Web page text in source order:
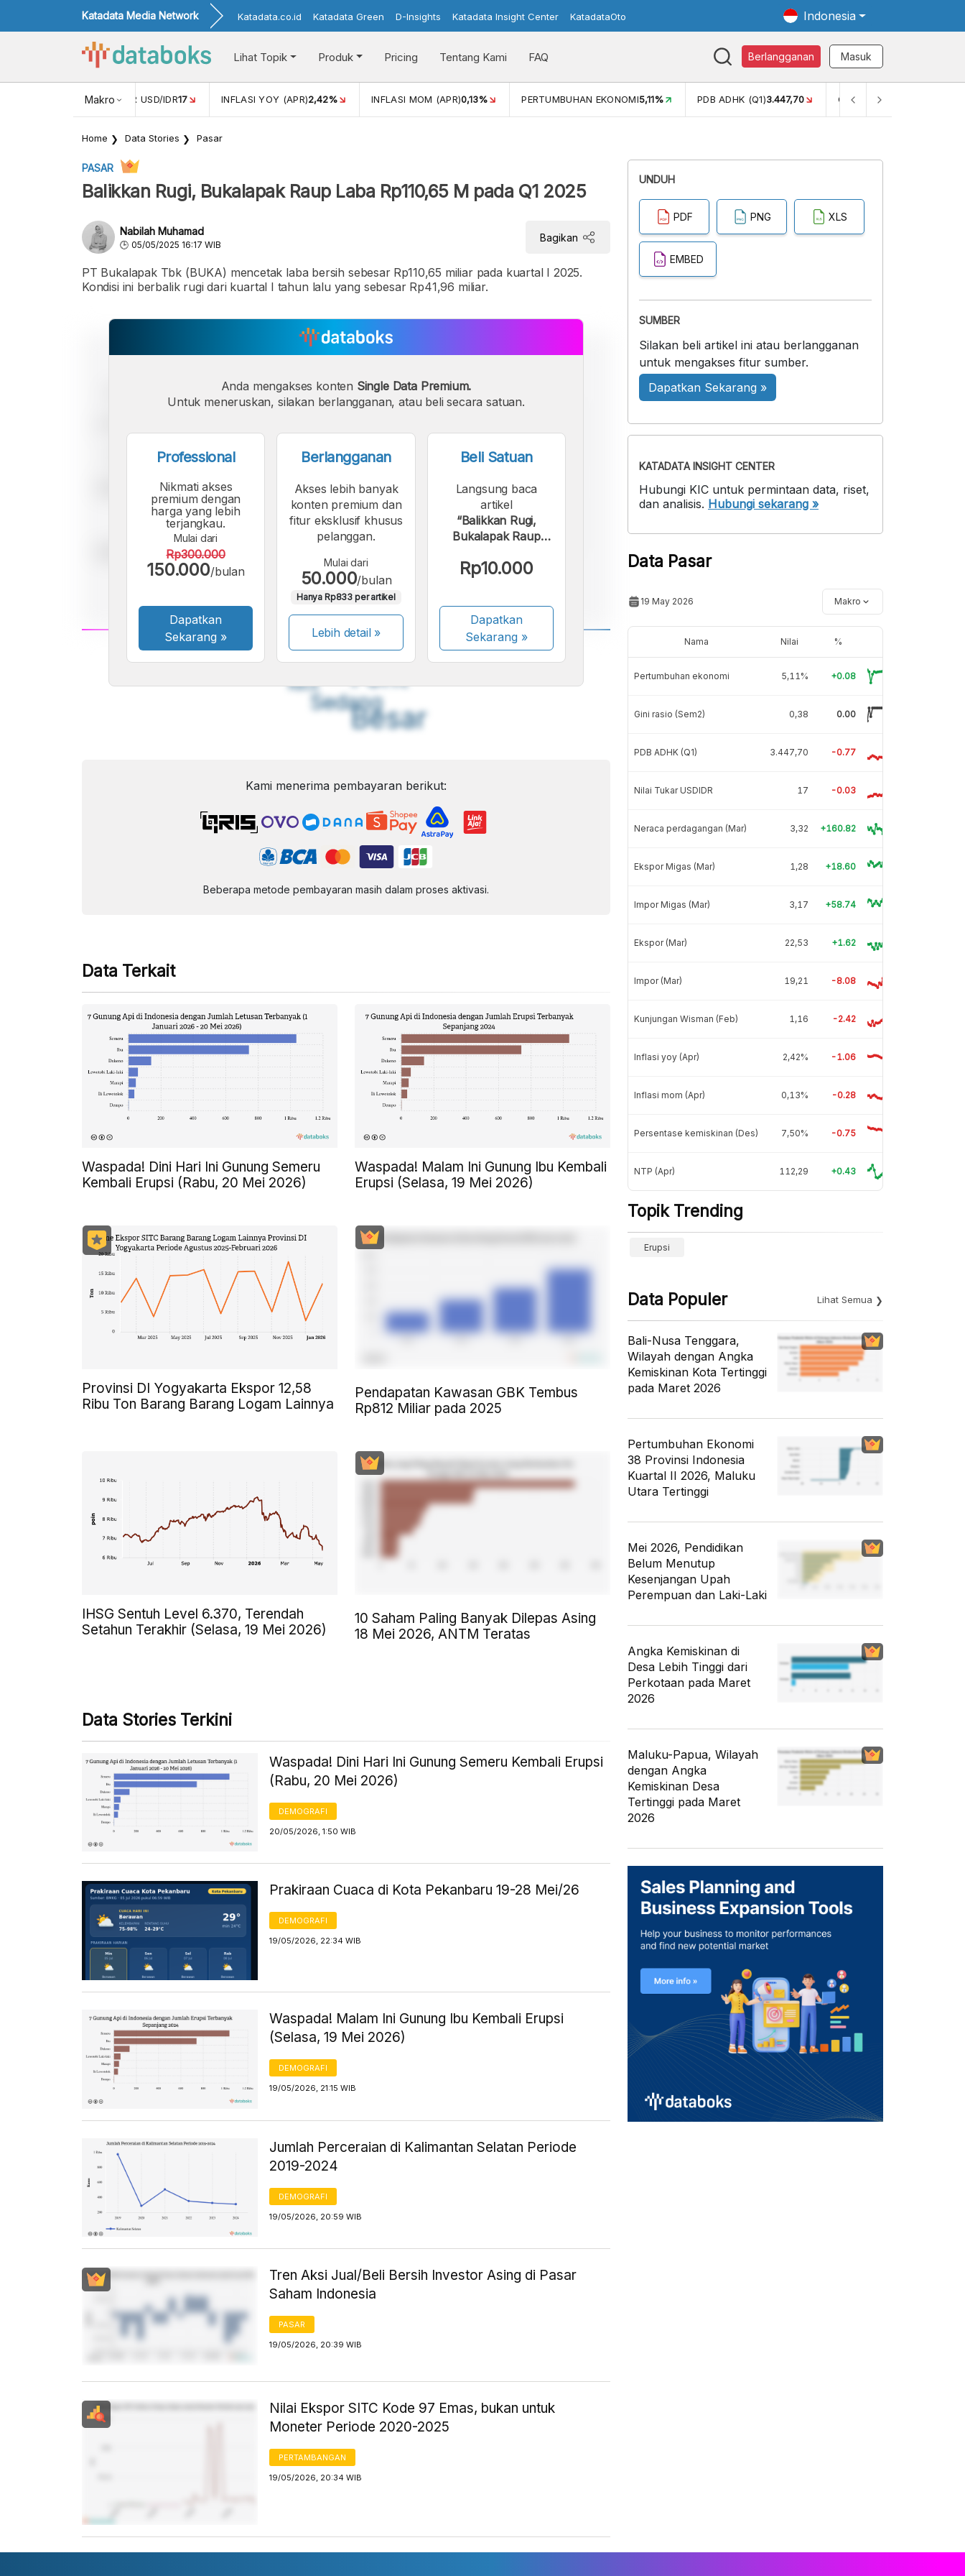
Katadata Media Network Katadata.co.id Katadata Green D-Insights Katadata Insight Center KatadataOto Indonesia
Lihat Topik Produk Pricing Tentang Kami FAQ Berlangganan Masuk
Makro
NILAI TUKAR USD/IDR17 INFLASI YOY (APR)2,42% INFLASI MOM (APR)0,13% PERTUMBUHAN EKONOMI5,11% PDB ADHK (Q1)3.447,70 GINI RASIO (SEM2)
Home Data Stories Pasar
PASAR
Balikkan Rugi, Bukalapak Raup Laba Rp110,65 M pada Q1 2025
Nabilah Muhamad
05/05/2025 16:17 WIB
Bagikan
PT Bukalapak Tbk (BUKA) mencetak laba bersih sebesar Rp110,65 miliar pada kuartal I 2025.
Kondisi ini berbalik rugi dari kuartal I tahun lalu yang sebesar Rp41,96 miliar.
A
Font
Kecil
A
Sedang
A
Besar
Anda mengakses konten Single Data Premium.
Untuk meneruskan, silakan berlangganan, atau beli secara satuan.
Professional
Nikmati akses
premium dengan
harga yang lebih
terjangkau.
Mulai dari
Rp300.000
150.000/bulan
Dapatkan
Sekarang »
Berlangganan
Akses lebih banyak
konten premium dan
fitur eksklusif khusus
pelanggan.
Mulai dari
50.000/bulan
Hanya Rp833 per artikel
Lebih detail »
Beli Satuan
Langsung baca
artikel
“Balikkan Rugi,
Bukalapak Raup
pada Q1 2025”.
Rp10.000
Dapatkan
Sekarang»
Kami menerima pembayaran berikut:
Beberapa metode pembayaran masih dalam proses aktivasi.
Data Terkait
Waspada! Dini Hari Ini Gunung Semeru
Kembali Erupsi (Rabu, 20 Mei 2026)
Waspada! Malam Ini Gunung Ibu Kembali
Erupsi (Selasa, 19 Mei 2026)
Provinsi DI Yogyakarta Ekspor 12,58
Ribu Ton Barang Barang Logam Lainnya
Pendapatan Kawasan GBK Tembus
Rp812 Miliar pada 2025
IHSG Sentuh Level 6.370, Terendah
Setahun Terakhir (Selasa, 19 Mei 2026)
10 Saham Paling Banyak Dilepas Asing
18 Mei 2026, ANTM Teratas
Data Stories Terkini
Waspada! Dini Hari Ini Gunung Semeru Kembali Erupsi
(Rabu, 20 Mei 2026)
DEMOGRAFI
20/05/2026, 1:50 WIB
Prakiraan Cuaca di Kota Pekanbaru 19-28 Mei/26
DEMOGRAFI
19/05/2026, 22:34 WIB
Waspada! Malam Ini Gunung Ibu Kembali Erupsi
(Selasa, 19 Mei 2026)
DEMOGRAFI
19/05/2026, 21:15 WIB
Jumlah Perceraian di Kalimantan Selatan Periode
2019-2024
DEMOGRAFI
19/05/2026, 20:59 WIB
Tren Aksi Jual/Beli Bersih Investor Asing di Pasar
Saham Indonesia
PASAR
19/05/2026, 20:39 WIB
Nilai Ekspor SITC Kode 97 Emas, bukan untuk
Moneter Periode 2020-2025
PERTAMBANGAN
19/05/2026, 20:34 WIB
UNDUH
PDF PNG XLS
EMBED
SUMBER
Silakan beli artikel ini atau berlangganan
untuk mengakses fitur sumber.
Dapatkan Sekarang »
KATADATA INSIGHT CENTER
Hubungi KIC untuk permintaan data, riset,
dan analisis. Hubungi sekarang »
Data Pasar
19 May 2026 Makro
Nama Nilai %
Pertumbuhan ekonomi 5,11% +0.08
Gini rasio (Sem2) 0,38 0.00
PDB ADHK (Q1) 3.447,70 -0.77
Nilai Tukar USDIDR 17 -0.03
Neraca perdagangan (Mar) 3,32 +160.82
Ekspor Migas (Mar) 1,28 +18.60
Impor Migas (Mar) 3,17 +58.74
Ekspor (Mar) 22,53 +1.62
Impor (Mar) 19,21 -8.08
Kunjungan Wisman (Feb) 1,16 -2.42
Inflasi yoy (Apr) 2,42% -1.06
Inflasi mom (Apr) 0,13% -0.28
Persentase kemiskinan (Des) 7,50% -0.75
NTP (Apr) 112,29 +0.43
Topik Trending
Erupsi
Data Populer Lihat Semua
Bali-Nusa Tenggara,
Wilayah dengan Angka
Kemiskinan Kota Tertinggi
pada Maret 2026
Pertumbuhan Ekonomi
38 Provinsi Indonesia
Kuartal II 2026, Maluku
Utara Tertinggi
Mei 2026, Pendidikan
Belum Menutup
Kesenjangan Upah
Perempuan dan Laki-Laki
Angka Kemiskinan di
Desa Lebih Tinggi dari
Perkotaan pada Maret
2026
Maluku-Papua, Wilayah
dengan Angka
Kemiskinan Desa
Tertinggi pada Maret
2026